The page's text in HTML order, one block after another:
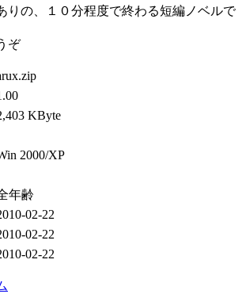
りの、１０分程度で終わる短編ノベルで
ぞ
KByte
2000/XP
年齢
02-22
02-22
02-22